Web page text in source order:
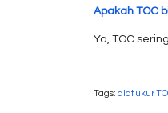
Apakah TOC
Ya, TOC
Tags: alat ukur